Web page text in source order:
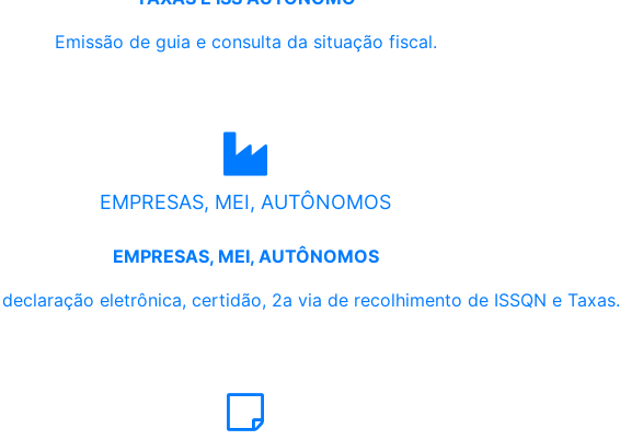
Emissão de guia e consulta da situação fiscal.
EMPRESAS, MEI, AUTÔNOMOS
EMPRESAS, MEI, AUTÔNOMOS
eletrônica, certidão, 2a via de recolhimento de ISSQN e Taxas.